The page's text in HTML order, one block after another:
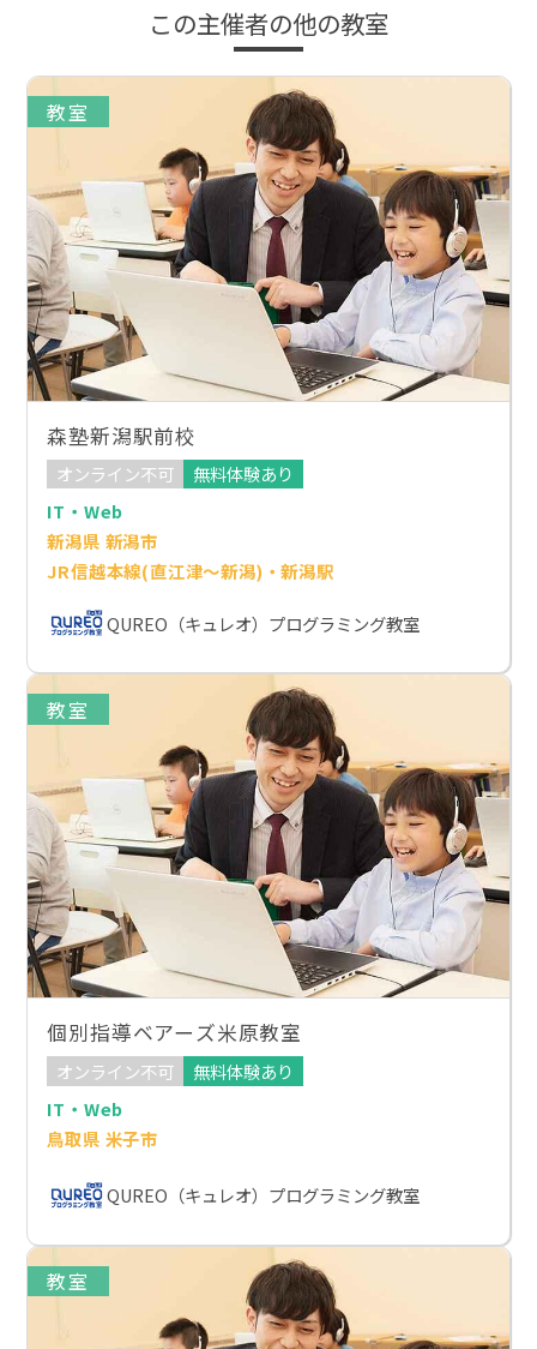
この主催者の他の教室
教室
森塾新潟駅前校
オンライン不可
無料体験あり
IT・Web
新潟県 新潟市
JR信越本線(直江津～新潟)・新潟駅
QUREO（キュレオ）プログラミング教室
教室
個別指導ベアーズ米原教室
オンライン不可
無料体験あり
IT・Web
鳥取県 米子市
QUREO（キュレオ）プログラミング教室
教室